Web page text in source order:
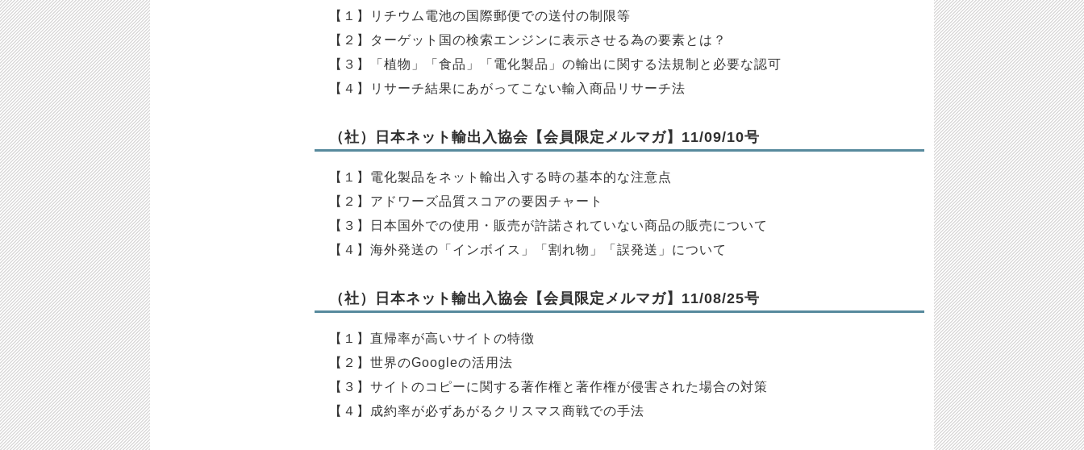
【１】リチウム電池の国際郵便での送付の制限等
【２】ターゲット国の検索エンジンに表示させる為の要素とは？
【３】「植物」「食品」「電化製品」の輸出に関する法規制と必要な認可
【４】リサーチ結果にあがってこない輸入商品リサーチ法
（社）日本ネット輸出入協会【会員限定メルマガ】11/09/10号
【１】電化製品をネット輸出入する時の基本的な注意点
【２】アドワーズ品質スコアの要因チャート
【３】日本国外での使用・販売が許諾されていない商品の販売について
【４】海外発送の「インボイス」「割れ物」「誤発送」について
（社）日本ネット輸出入協会【会員限定メルマガ】11/08/25号
【１】直帰率が高いサイトの特徴
【２】世界のGoogleの活用法
【３】サイトのコピーに関する著作権と著作権が侵害された場合の対策
【４】成約率が必ずあがるクリスマス商戦での手法